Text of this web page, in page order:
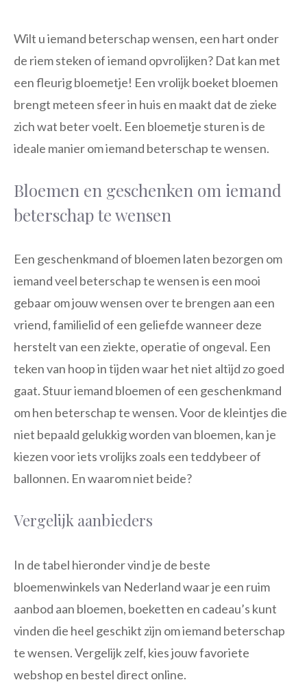
Wilt u iemand beterschap wensen, een hart onder
de riem steken of iemand opvrolijken? Dat kan met
een fleurig bloemetje! Een vrolijk boeket bloemen
brengt meteen sfeer in huis en maakt dat de zieke
zich wat beter voelt. Een bloemetje sturen is de
ideale manier om iemand beterschap te wensen.
Bloemen en geschenken om iemand
beterschap te wensen
Een geschenkmand of bloemen laten bezorgen om
iemand veel beterschap te wensen is een mooi
gebaar om jouw wensen over te brengen aan een
vriend, familielid of een geliefde wanneer deze
herstelt van een ziekte, operatie of ongeval. Een
teken van hoop in tijden waar het niet altijd zo goed
gaat. Stuur iemand bloemen of een geschenkmand
om hen beterschap te wensen. Voor de kleintjes die
niet bepaald gelukkig worden van bloemen, kan je
kiezen voor iets vrolijks zoals een teddybeer of
ballonnen. En waarom niet beide?
Vergelijk aanbieders
In de tabel hieronder vind je de beste
bloemenwinkels van Nederland waar je een ruim
aanbod aan bloemen, boeketten en cadeau’s kunt
vinden die heel geschikt zijn om iemand beterschap
te wensen. Vergelijk zelf, kies jouw favoriete
webshop en bestel direct online.